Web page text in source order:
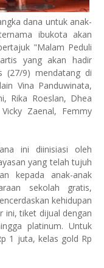
dana untuk anak-
ibukota akan
"Malam Peduli
yang akan hadir
(27/9) mendatang di
Vina Panduwinata,
Rika Roeslan, Dhea
Zaenal, Femmy
ini diinisiasi oleh
yang telah tujuh
kepada anak-anak
sekolah gratis,
kehidupan
ini, tiket dijual dengan
platinum. Untuk
1 juta, kelas gold Rp